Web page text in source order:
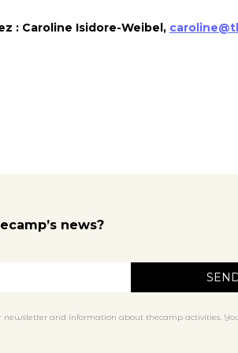
: Caroline Isidore-Weibel,
news?
and information about thecamp activities.